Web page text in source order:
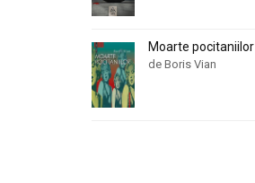
Moarte pocitaniilor
de Boris Vian